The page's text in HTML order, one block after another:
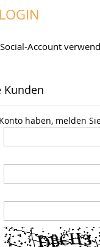
Account
Kunden
haben, melden